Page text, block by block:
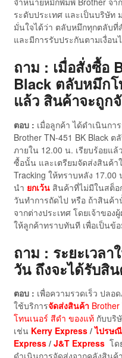
ระดับประเทศ และเป็นบริษัท
มั่นใจได้ว่า ตลับหมึกทุกตลับที่
และมีการรับประกันตามเงื่อ
ถาม : เมื่อสั่งซื้อ
Black ตลับหมึก
แล้ว สินค้าจะถูก
ตอบ : เมื่อลูกค้า ได้ดำเนินก
Brother TN-451 BK Black
ภายใน 12.00 น. เรียบร้อยแ
ซื้อนั้น และเตรียมจัดส่งสินค้
Tracking ให้ทราบหลัง
นำ ยกเว้นสินค้าที่ไม่มีในสต็อ
วันทำการถัดไป หรือ ถ้าสินค้า
จากต่างประเทศ โดยเจ้าของ
ให้ลูกค้าทราบทันที เพื่อเป็นข้
ถาม : ระยะเวล
วัน ถึงจะได้รับสิ
ตอบ : เพื่อความรวดเร็ว ปลอ
ใช้บริการจัดส่งสินค้า
โทนเนอร์ สีดำ ของแท้ กับบริ
เช่น Kerry Express/ไปรษ
Express/ J&T Expressโด